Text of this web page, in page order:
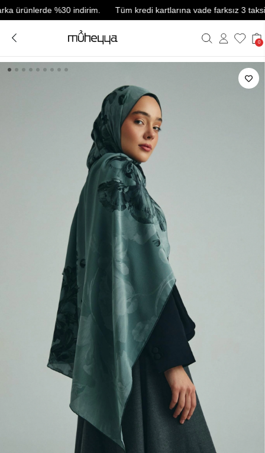
%30 indirim. Tüm kredi kartlarına vade farksız 3 taksit.
0